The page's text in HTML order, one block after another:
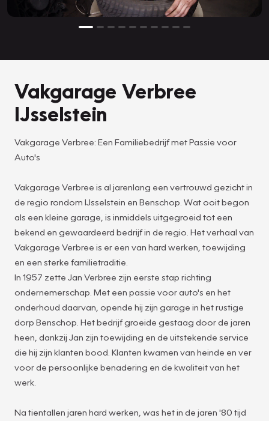
Vakgarage Verbree
IJsselstein
Vakgarage Verbree: Een Familiebedrijf met Passie voor
Auto's
Vakgarage Verbree is al jarenlang een vertrouwd gezicht in
de regio rondom IJsselstein en Benschop. Wat ooit begon
als een kleine garage, is inmiddels uitgegroeid tot een
bekend en gewaardeerd bedrijf in de regio. Het verhaal van
Vakgarage Verbree is er een van hard werken, toewijding
en een sterke familietraditie.
In 1957 zette Jan Verbree zijn eerste stap richting
ondernemerschap. Met een passie voor auto's en het
onderhoud daarvan, opende hij zijn garage in het rustige
dorp Benschop. Het bedrijf groeide gestaag door de jaren
heen, dankzij Jan zijn toewijding en de uitstekende service
die hij zijn klanten bood. Klanten kwamen van heinde en ver
voor de persoonlijke benadering en de kwaliteit van het
werk.
Na tientallen jaren hard werken, was het in de jaren '80 tijd